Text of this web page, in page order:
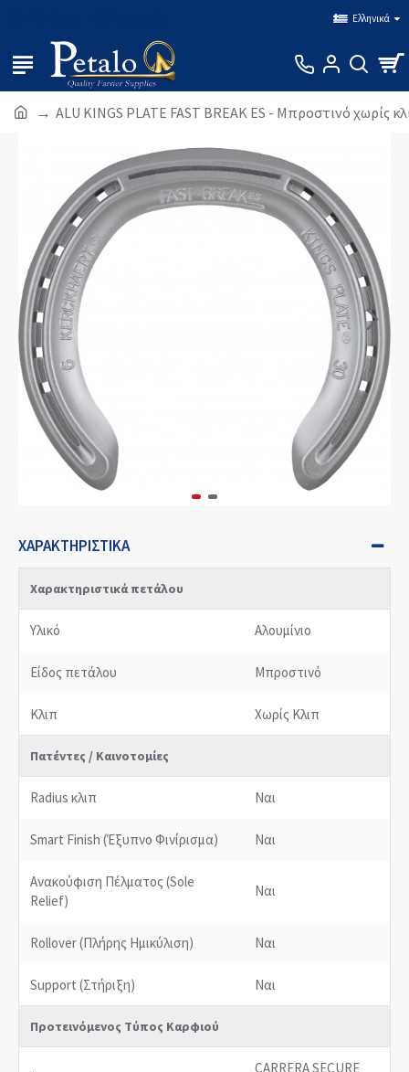
Ελληνικά
ALU KINGS PLATE FAST BREAK ES - Μπροστινό χωρίς
ΧΑΡΑΚΤΗΡΙΣΤΙΚΆ
Χαρακτηριστικά πετάλου
Υλικό Αλουμίνιο
Είδος πετάλου Μπροστινό
Κλιπ Χωρίς Κλιπ
Πατέντες / Καινοτομίες
Radius κλιπ Ναι
Smart Finish (Έξυπνο Φινίρισμα) Ναι
Ανακούφιση Πέλματος (Sole
Relief)
Ναι
Rollover (Πλήρης Ημικύλιση) Ναι
Support (Στήριξη) Ναι
Προτεινόμενος Τύπος Καρφιού
CARRERA SECURE